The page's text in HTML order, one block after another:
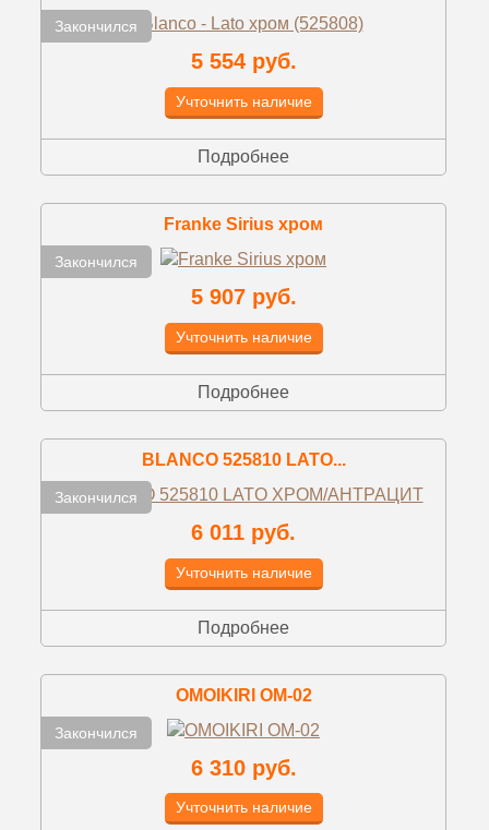
Закончился
5 554 руб.
Учточнить наличие
Подробнее
Закончился
Franke Sirius хром
5 907 руб.
Учточнить наличие
Подробнее
Закончился
BLANCO 525810 LATO...
6 011 руб.
Учточнить наличие
Подробнее
Закончился
OMOIKIRI OM-02
6 310 руб.
Учточнить наличие